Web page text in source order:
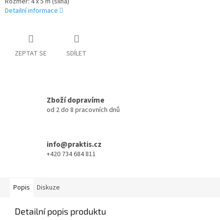
Detailní informace
ZEPTAT SE SDÍLET
Zboží dopravíme
od 2 do 8 pracovních dnů
info@praktis.cz
+420 734 684 811
Popis Diskuze
Detailní popis produktu